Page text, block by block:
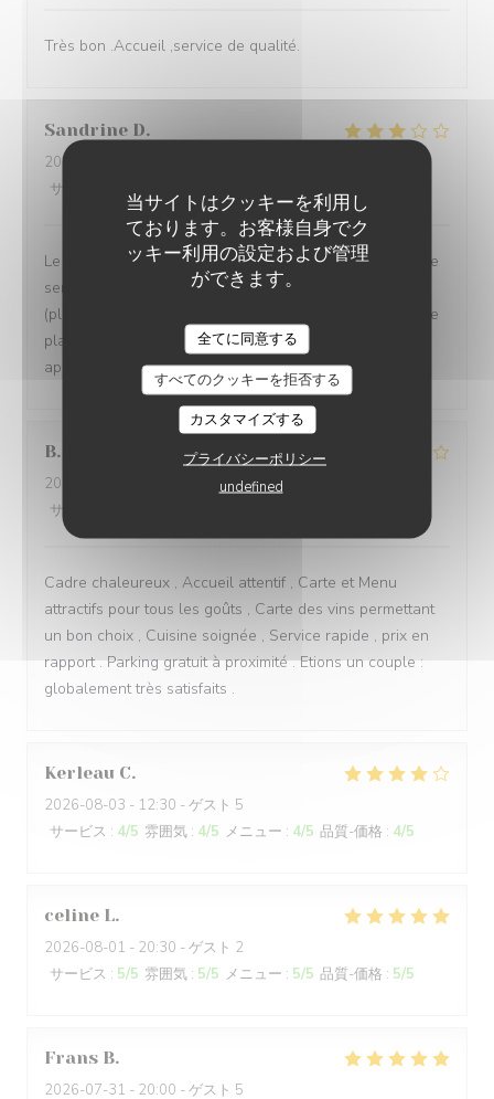
当サイトはクッキーを利用し
ております。お客様自身でク
ッキー利用の設定および管理
ができます。
全てに同意する
すべてのクッキーを拒否する
カスタマイズする
プライバシーポリシー
undefined
Très bon .Accueil ,service de qualité.
Sandrine D
2026-08-01
サービス
/5 品質-価格
Le cadre est magnifique, dehors comme à l'intérieur et le
service est attentionné. Toutefois, la cuisine n'est pas
(plus) à la hauteur et nous avons eu des changement de
plats de la formule sans nous prévenir avant de nous
apporter les assiettes.
B
2026-08-03
- 19:45 - ゲスト 2
サービス
Cadre chaleureux , Accueil attentif , Carte et Menu
attractifs pour tous les goûts , Carte des vins permettant
un bon choix , Cuisine soignée , Service rapide , prix en
rapport . Parking gratuit à proximité . Etions un couple :
globalement très satisfaits .
Kerleau C
2026-08-03 - 12:30 - ゲスト 5
サービス : 4/5 雰囲気 : 4/5 メニュー : 4/5 品質-価格 : 4/5
celine L
2026-08-01 - 20:30 - ゲスト 2
サービス : 5/5 雰囲気 : 5/5 メニュー : 5/5 品質-価格 : 5/5
Frans B
2026-07-31 - 20:00 - ゲスト 5